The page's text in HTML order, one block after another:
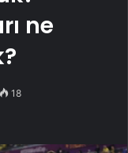
ne
18